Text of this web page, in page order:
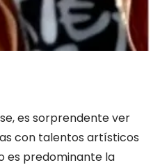
es sorprendente ver
con talentos artísticos
es predominante la